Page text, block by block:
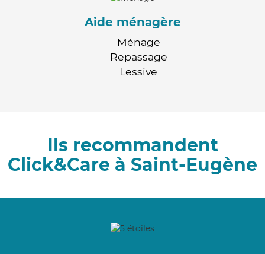
Aide ménagère
Ménage
Repassage
Lessive
Ils recommandent
Click&Care à Saint-Eugène